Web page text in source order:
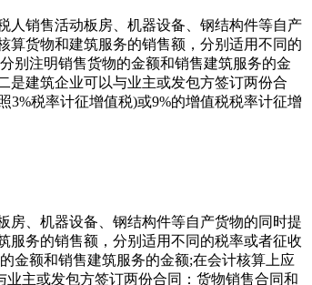
销售活动板房、机器设备、钢结构件等自产
算货物和建筑服务的销售额，分别适用不同的
别注明销售货物的金额和销售建筑服务的金
是建筑企业可以与业主或发包方签订两份合
3%税率计征增值税)或9%的增值税税率计征增
、机器设备、钢结构件等自产货物的同时提
服务的销售额，分别适用不同的税率或者征收
金额和销售建筑服务的金额;在会计核算上应
主或发包方签订两份合同：货物销售合同和